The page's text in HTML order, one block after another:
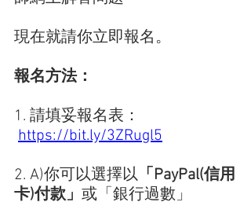
現在就請你立即報名。
報名方法：
1. 請填妥報名表：
https://bit.ly/3ZRugl5
2. A)你可以選擇以 「PayPal(信用
卡)付款」 或「銀行過數」